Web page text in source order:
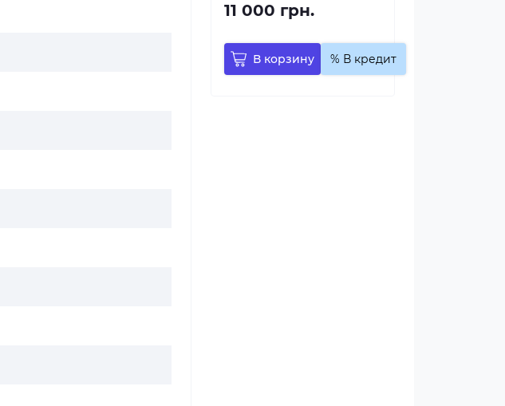
11 000 грн.
В корзину % В кредит